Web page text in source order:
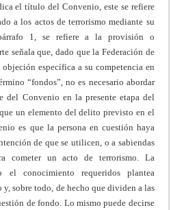
el título del Convenio, este se refiere
a los actos de terrorismo mediante su
1, se refiere a la provisión o
señala que, dado que la Federación de
específica a su competencia en
“fondos”, no es necesario abordar
del Convenio en la presente etapa del
un elemento del delito previsto en el
es que la persona en cuestión haya
de que se utilicen, o a sabiendas
cometer un acto de terrorismo. La
conocimiento requeridos plantea
y, sobre todo, de hecho que dividen a las
de fondo. Lo mismo puede decirse